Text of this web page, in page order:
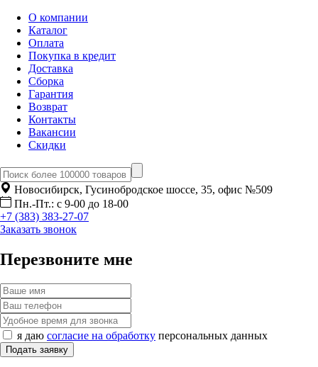
О компании
Каталог
Оплата
Покупка в кредит
Доставка
Сборка
Гарантия
Возврат
Контакты
Вакансии
Скидки
Новосибирск, Гусинобродское шоссе, 35, офис №509
Пн.-Пт.: с 9-00 до 18-00
+7 (383) 383-27-07
Заказать звонок
Перезвоните мне
я даю согласие на обработку персональных данных